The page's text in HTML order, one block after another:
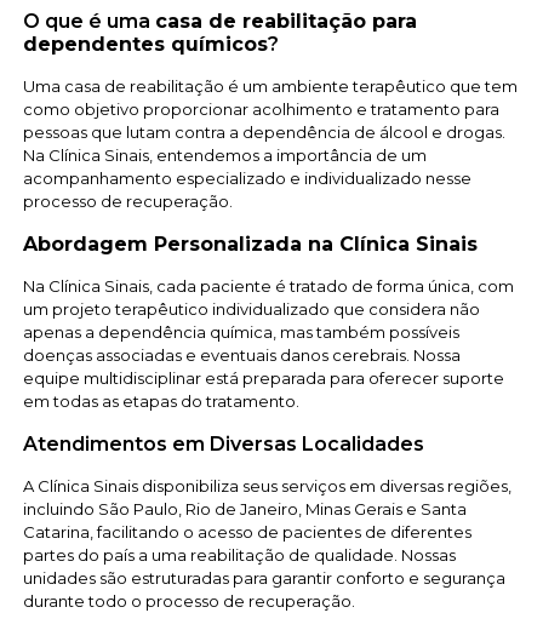
O que é uma casa de reabilitação para
dependentes químicos?
Uma casa de reabilitação é um ambiente terapêutico que tem
como objetivo proporcionar acolhimento e tratamento para
pessoas que lutam contra a dependência de álcool e drogas.
Na Clínica Sinais, entendemos a importância de um
acompanhamento especializado e individualizado nesse
processo de recuperação.
Abordagem Personalizada na Clínica Sinais
Na Clínica Sinais, cada paciente é tratado de forma única, com
um projeto terapêutico individualizado que considera não
apenas a dependência química, mas também possíveis
doenças associadas e eventuais danos cerebrais. Nossa
equipe multidisciplinar está preparada para oferecer suporte
em todas as etapas do tratamento.
Atendimentos em Diversas Localidades
A Clínica Sinais disponibiliza seus serviços em diversas regiões,
incluindo São Paulo, Rio de Janeiro, Minas Gerais e Santa
Catarina, facilitando o acesso de pacientes de diferentes
partes do país a uma reabilitação de qualidade. Nossas
unidades são estruturadas para garantir conforto e segurança
durante todo o processo de recuperação.